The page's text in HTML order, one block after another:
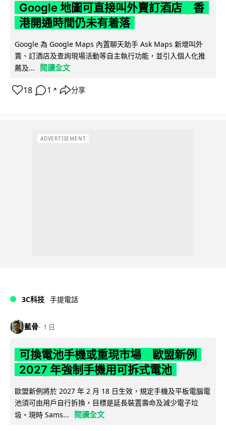
Google 地圖可直接叫外賣訂酒店 香
港開通時間仍未有着落
Google 為 Google Maps 內置聊天助手 Ask Maps 新增叫外
賣、訂酒店及查詢現場活動等自主執行功能，並引入個人化推
薦及...
閱讀全文
18 1 ↗ 分享
ADVERTISEMENT
3C科技 手提電話
藍骨 1 日
可換電池手機或重現市場 歐盟新例
2027 年強制手機用可拆式電池
歐盟新例將於 2027 年 2 月 18 日生效，規定手機及平板電腦電
池須可由用戶自行拆換，目標是延長裝置壽命及減少電子垃
圾。現時 Sams...
閱讀全文